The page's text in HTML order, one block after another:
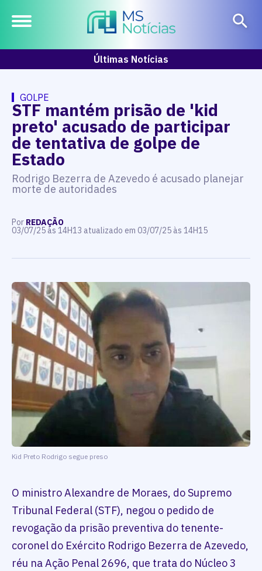
Últimas Notícias
GOLPE
STF mantém prisão de 'kid
preto' acusado de participar
de tentativa de golpe de
Estado
Rodrigo Bezerra de Azevedo é acusado planejar
morte de autoridades
Por REDAÇÃO
03/07/25 às 14H13 atualizado em 03/07/25 às 14H15
Kid Preto Rodrigo segue preso
O ministro Alexandre de Moraes, do Supremo
Tribunal Federal (STF), negou o pedido de
revogação da prisão preventiva do tenente-
coronel do Exército Rodrigo Bezerra de Azevedo,
réu na Ação Penal 2696, que trata do Núcleo 3